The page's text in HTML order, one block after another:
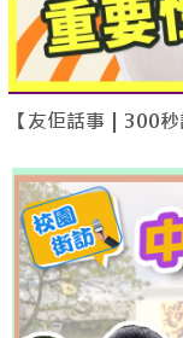
【友佢話事｜300